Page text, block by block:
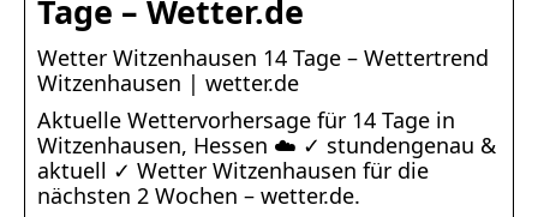
Tage – Wetter.de
Wetter Witzenhausen 14 Tage – Wettertrend
Witzenhausen | wetter.de
Aktuelle Wettervorhersage für 14 Tage in
Witzenhausen, Hessen ☁️ ✓ stundengenau &
aktuell ✓ Wetter Witzenhausen für die
nächsten 2 Wochen – wetter.de.